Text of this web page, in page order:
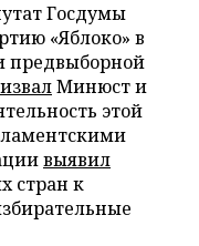
Госдумы
«Яблоко» в
предвыборной
Минюст и
этой
выявил
стран к